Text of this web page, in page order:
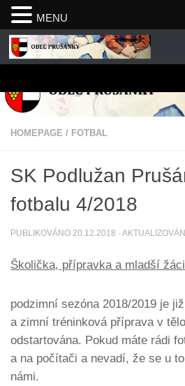
Skip to content
HOMEPAGE / FOTBAL
SK Podlužan
fotbalu 4/2018
PUBLIKOVÁNO 20.12.2018 ·
Školička, přípravka a mladší
podzimní sezóna 2018/2019 je
a zimní tréninková příprava v
odstartována. Pokud máte rádi
a na počítači a nevadí, že se u
námi.
MENU